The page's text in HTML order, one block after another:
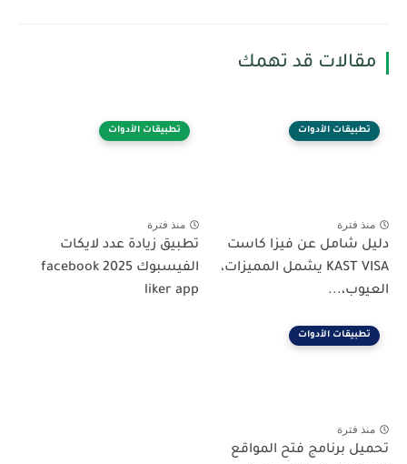
مقالات قد تهمك
تطبيقات الأدوات
منذ فترة
دليل شامل عن فيزا كاست
KAST VISA يشمل المميزات،
العيوب،...
تطبيقات الأدوات
منذ فترة
تطبيق زيادة عدد لايكات
الفيسبوك 2025 facebook
liker app
تطبيقات الأدوات
منذ فترة
تحميل برنامج فتح المواقع